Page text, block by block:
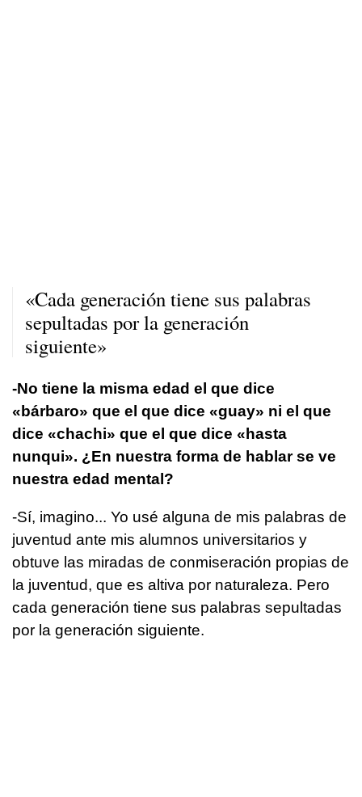
«Cada generación tiene sus palabras
sepultadas por la generación
siguiente»
-No tiene la misma edad el que dice
«bárbaro» que el que dice «guay» ni el que
dice «chachi» que el que dice «hasta
nunqui». ¿En nuestra forma de hablar se ve
nuestra edad mental?
-Sí, imagino... Yo usé alguna de mis palabras de
juventud ante mis alumnos universitarios y
obtuve las miradas de conmiseración propias de
la juventud, que es altiva por naturaleza. Pero
cada generación tiene sus palabras sepultadas
por la generación siguiente.